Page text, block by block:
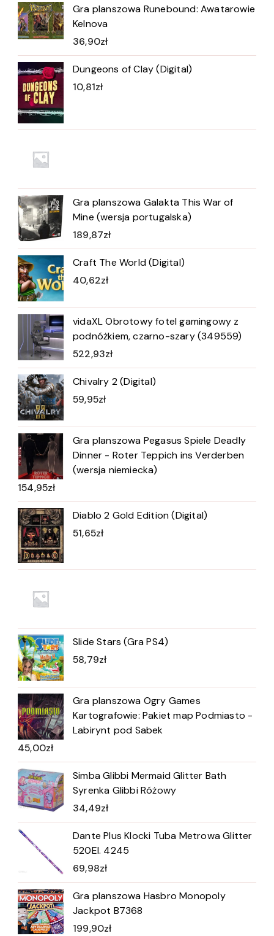
Gra planszowa Runebound: Awatarowie
Kelnova
36,90zł
Dungeons of Clay (Digital)
10,81zł
Gra planszowa Galakta This War of
Mine (wersja portugalska)
189,87zł
Craft The World (Digital)
40,62zł
vidaXL Obrotowy fotel gamingowy z
podnóżkiem, czarno-szary (349559)
522,93zł
Chivalry 2 (Digital)
59,95zł
Gra planszowa Pegasus Spiele Deadly
Dinner - Roter Teppich ins Verderben
(wersja niemiecka)
154,95zł
Diablo 2 Gold Edition (Digital)
51,65zł
Slide Stars (Gra PS4)
58,79zł
Gra planszowa Ogry Games
Kartografowie: Pakiet map Podmiasto -
Labirynt pod Sabek
45,00zł
Simba Glibbi Mermaid Glitter Bath
Syrenka Glibbi Różowy
34,49zł
Dante Plus Klocki Tuba Metrowa Glitter
520El. 4245
69,98zł
Gra planszowa Hasbro Monopoly
Jackpot B7368
199,90zł